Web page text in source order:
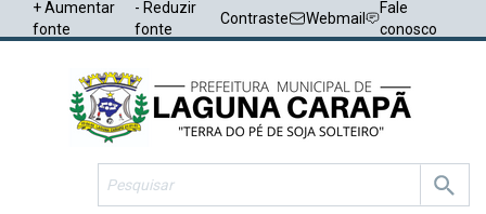
+ Aumentar
fonte
- Reduzir
fonte
Contraste Webmail
Fale
conosco